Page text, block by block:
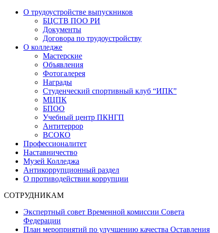
О трудоустройстве выпускников
БЦСТВ ПОО РИ
Документы
Договора по трудоустройству
О колледже
Мастерские
Объявления
Фотогалерея
Награды
Студенческий спортивный клуб “ИПК”
МЦПК
БПОО
Учебный центр ПКНГП
Антитеррор
ВСОКО
Профессионалитет
Наставничество
Музей Колледжа
Антикоррупционный раздел
О противодействии коррупции
СОТРУДНИКАМ
Экспертный совет Временной комиссии Совета
Федерации
План мероприятий по улучшению качества Оставления